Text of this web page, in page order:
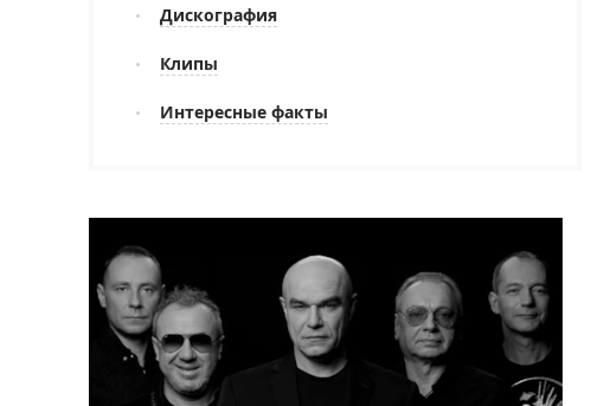
Дискография
Клипы
Интересные факты